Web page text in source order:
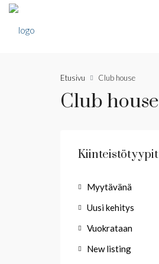
Etusivu Club house
Club house
Kiinteistötyypit
Myytävänä
Uusi kehitys
Vuokrataan
New listing